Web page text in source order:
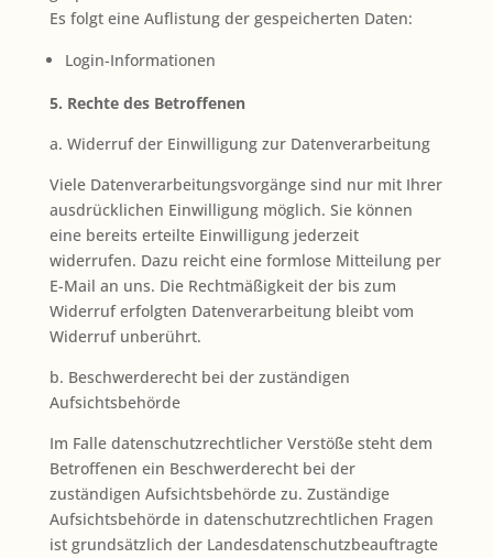
Es folgt eine Auflistung der gespeicherten Daten:
Login-Informationen
5. Rechte des Betroffenen
a. Widerruf der Einwilligung zur Datenverarbeitung
Viele Datenverarbeitungsvorgänge sind nur mit Ihrer
ausdrücklichen Einwilligung möglich. Sie können
eine bereits erteilte Einwilligung jederzeit
widerrufen. Dazu reicht eine formlose Mitteilung per
E-Mail an uns. Die Rechtmäßigkeit der bis zum
Widerruf erfolgten Datenverarbeitung bleibt vom
Widerruf unberührt.
b. Beschwerderecht bei der zuständigen
Aufsichtsbehörde
Im Falle datenschutzrechtlicher Verstöße steht dem
Betroffenen ein Beschwerderecht bei der
zuständigen Aufsichtsbehörde zu. Zuständige
Aufsichtsbehörde in datenschutzrechtlichen Fragen
ist grundsätzlich der Landesdatenschutzbeauftragte